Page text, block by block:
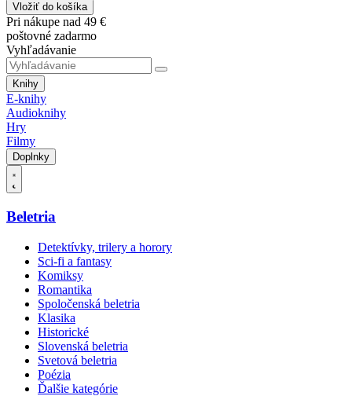
Vložiť do košíka
Pri nákupe nad 49 €
poštovné zadarmo
Vyhľadávanie
Knihy
E-knihy
Audioknihy
Hry
Filmy
Doplnky
Beletria
Detektívky, trilery a horory
Sci-fi a fantasy
Komiksy
Romantika
Spoločenská beletria
Klasika
Historické
Slovenská beletria
Svetová beletria
Poézia
Ďalšie kategórie